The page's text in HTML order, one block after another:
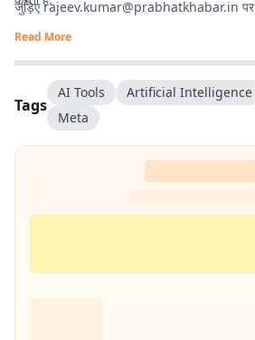
जुड़िएrajeev.kumar@prabhatkhabar.in पर
Read More
Tags
AI Tools Artificial Intelligence
Meta